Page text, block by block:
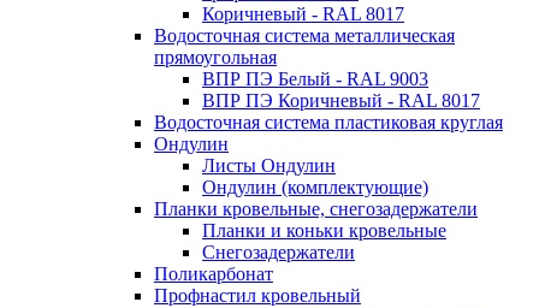
Коричневый - RAL 8017
Водосточная система металлическая
прямоугольная
ВПР ПЭ Белый - RAL 9003
ВПР ПЭ Коричневый - RAL 8017
Водосточная система пластиковая круглая
Ондулин
Листы Ондулин
Ондулин (комплектующие)
Планки кровельные, снегозадержатели
Планки и коньки кровельные
Снегозадержатели
Поликарбонат
Профнастил кровельный